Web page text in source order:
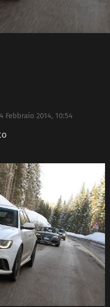
Febbraio 2014, 10:54